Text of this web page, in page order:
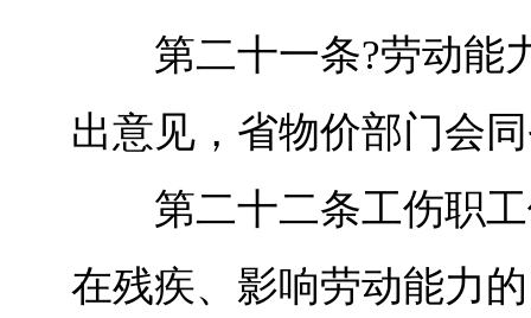
第二十一条?劳动能力
出意见，省物价部门会
第二十二条工伤职工
在残疾、影响劳动能力